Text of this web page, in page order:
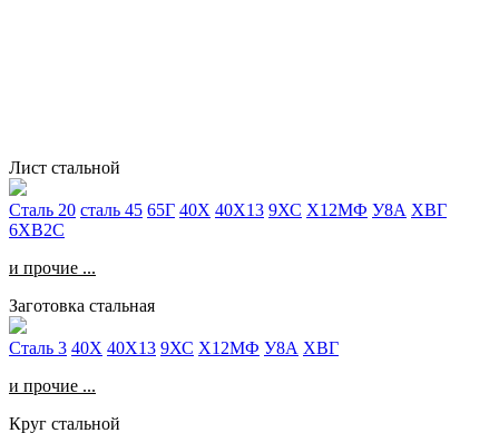
Лист стальной
Сталь 20 сталь 45 65Г 40Х 40Х13 9ХС Х12МФ У8А ХВГ
6ХВ2С
и прочие ...
Заготовка стальная
Сталь 3 40Х 40Х13 9ХС Х12МФ У8А ХВГ
и прочие ...
Круг стальной